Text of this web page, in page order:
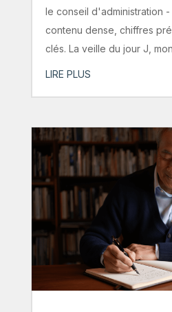
le conseil d'administration
contenu dense, chiffres
clés. La veille du jour J,
LIRE PLUS